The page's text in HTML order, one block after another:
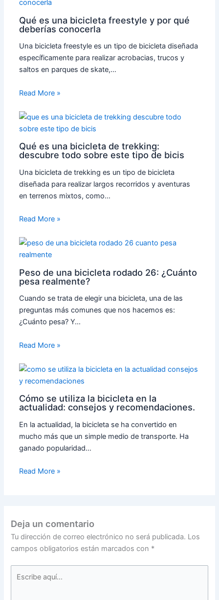
Qué es una bicicleta freestyle y por qué
deberías conocerla
Una bicicleta freestyle es un tipo de bicicleta diseñada
específicamente para realizar acrobacias, trucos y
saltos en parques de skate,…
Read More »
Qué es una bicicleta de trekking:
descubre todo sobre este tipo de bicis
Una bicicleta de trekking es un tipo de bicicleta
diseñada para realizar largos recorridos y aventuras
en terrenos mixtos, como…
Read More »
Peso de una bicicleta rodado 26: ¿Cuánto
pesa realmente?
Cuando se trata de elegir una bicicleta, una de las
preguntas más comunes que nos hacemos es:
¿Cuánto pesa? Y…
Read More »
Cómo se utiliza la bicicleta en la
actualidad: consejos y recomendaciones.
En la actualidad, la bicicleta se ha convertido en
mucho más que un simple medio de transporte. Ha
ganado popularidad…
Read More »
Deja un comentario
Tu dirección de correo electrónico no será publicada. Los
campos obligatorios están marcados con *